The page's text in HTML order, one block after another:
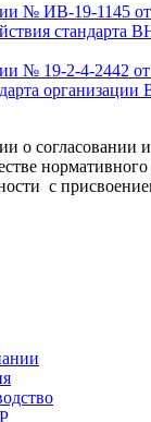
№ ИВ-19-1145 от
стандарта
№ 19-2-4-2442 от
о согласовании и
с